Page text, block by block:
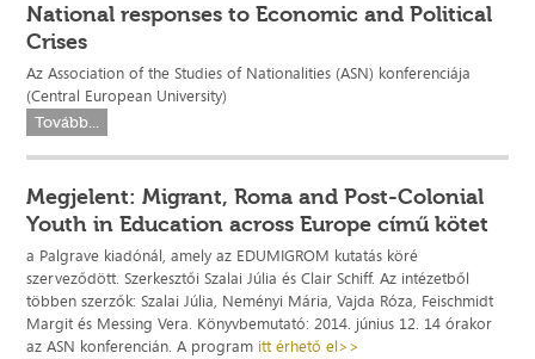
National responses to Economic and Political
Crises
Az Association of the Studies of Nationalities (ASN) konferenciája
(Central European University)
Tovább...
Megjelent: Migrant, Roma and Post-Colonial
Youth in Education across Europe című kötet
a Palgrave kiadónál, amely az EDUMIGROM kutatás köré
szerveződött. Szerkesztői Szalai Júlia és Clair Schiff. Az intézetből
többen szerzők: Szalai Júlia, Neményi Mária, Vajda Róza, Feischmidt
Margit és Messing Vera. Könyvbemutató: 2014. június 12. 14 órakor
az ASN konferencián. A program itt érhető el>>